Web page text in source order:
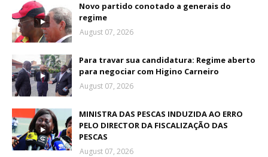
Novo partido conotado a generais do
regime
August 07, 2026
Para travar sua candidatura: Regime aberto
para negociar com Higino Carneiro
August 07, 2026
MINISTRA DAS PESCAS INDUZIDA AO ERRO
PELO DIRECTOR DA FISCALIZAÇÃO DAS
PESCAS
August 07, 2026